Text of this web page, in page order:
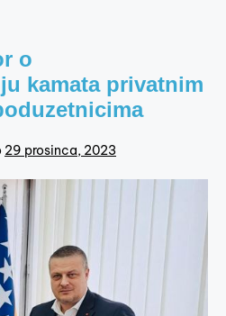
o
kamata privatnim
29 prosinca, 2023